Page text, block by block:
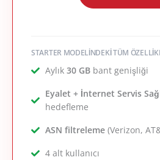
STARTER MODELİNDEKİ TÜM
Aylık 30 GBbant genişliği
Eyalet + İnternet Servis
hedefleme
ASN filtreleme(Verizon,
4 alt kullanıcı